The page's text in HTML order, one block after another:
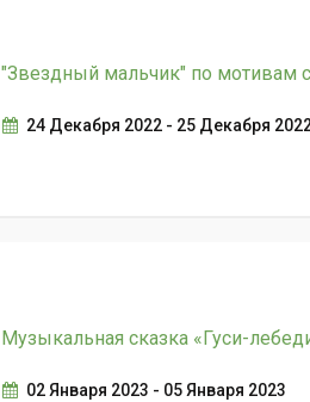
"Звездный мальчик" по мотивам
24 Декабря 2022 - 25 Декабря
Музыкальная сказка «Гуси-
02 Января 2023 - 05 Января 2023